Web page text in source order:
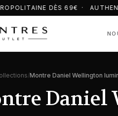
DÈS 69€ ·
/Montre Daniel Wellington